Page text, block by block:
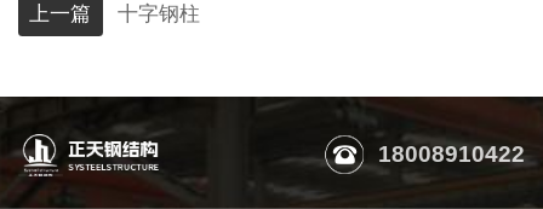
上一篇 十字钢柱
18008910422